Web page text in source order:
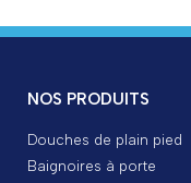
NOS PRODUITS
Douches de plain pied
Baignoires à porte